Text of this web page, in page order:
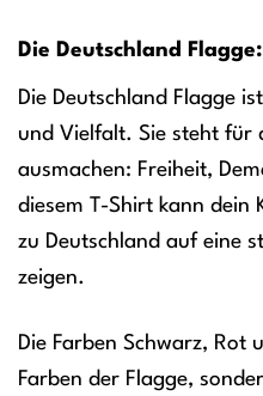
Die Deutschland
Die Deutschland Flagge
und Vielfalt. Sie steht für
ausmachen: Freiheit,
diesem T-Shirt kann dein
zu Deutschland auf eine
zeigen.
Die Farben Schwarz, Rot
Farben der Flagge,